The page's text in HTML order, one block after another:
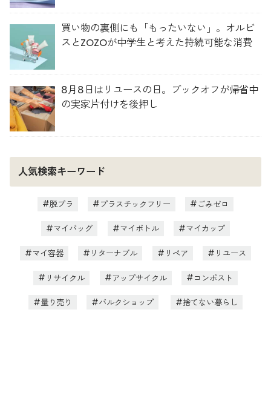
買い物の裏側にも「もったいない」。オルビ
スとZOZOが中学生と考えた持続可能な消費
8月8日はリユースの日。ブックオフが帰省中
の実家片付けを後押し
人気検索キーワード
脱プラ プラスチックフリー ごみゼロ
マイバッグ マイボトル マイカップ
マイ容器 リターナブル リペア リユース
リサイクル アップサイクル コンポスト
量り売り バルクショップ 捨てない暮らし